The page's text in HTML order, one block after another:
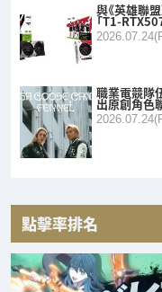
與《英雄聯
「T1-
職業電競隊
出原創角色
點擊率排名